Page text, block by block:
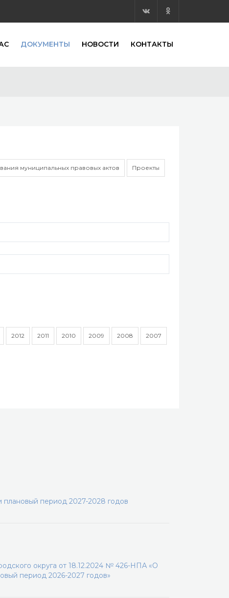
ДОКУМЕНТЫ НОВОСТИ КОНТАКТЫ
муниципальных правовых актов Проекты
2012 2011 2010 2009 2008 2007
плановый период 2027-2028 годов
округа от 18.12.2024 № 426-НПА «О
период 2026-2027 годов»